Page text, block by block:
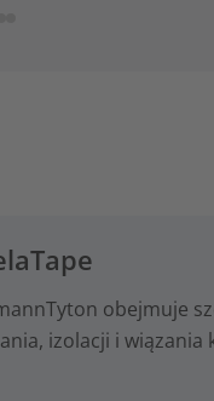
obejmuje
izolacji i